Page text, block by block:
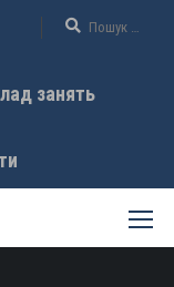
занять